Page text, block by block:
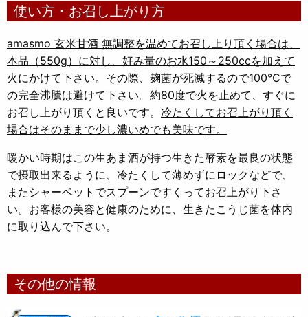
使い方・お召し上がり方
amasmo 玄米甘酒 無調整を温めてお召し上り頂く場合は、
本品（550g）に対し、好み量のお水150～250ccを加えて
火にかけて下さい。その際、麹菌が死滅するので100℃で
の完全沸騰は避けて下さい。約80度で火を止めて、すぐに
お召し上がり頂くと良いです。 冷たくしてお召上がり頂く
場合はそのままで少し濃いめでも美味です。
暖かい時期はこの生あま酒が持つ生きた酵素を最良の状態
で摂取出来るように、冷たくして薄めずにロックなどで、
またシャーベットでスプーンですくってお召上がり下さ
い。お客様の美容と健康のために、生きたこうじ菌を体内
に取り込んで下さい。
その他の情報